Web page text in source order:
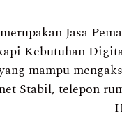
Jasa
Kebutuhan
mampu
Stabil, telepon